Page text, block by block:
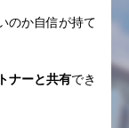
のか自信が持て
ナーと共有でき